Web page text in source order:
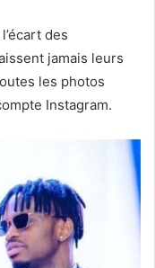
des
jamais leurs
les photos
Instagram.